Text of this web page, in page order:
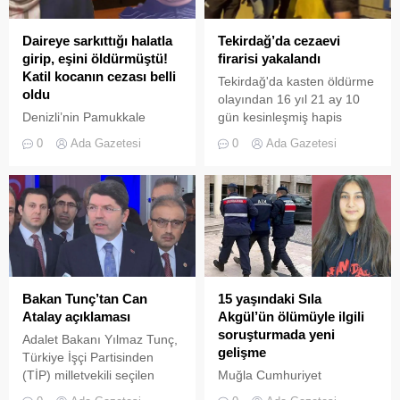
hakkında 2 yıl 3 ay hapis
cezası istemiyle dava açıldı.
Daireye sarkıttığı halatla
girip, eşini öldürmüştü!
Katil kocanın cezası belli
oldu
Denizli’nin Pamukkale
daireden bir alt kattaki
girip, eşi Meral Sivrikaya'yı
(50) öldüren inşaat işçisi
Erkan Sivrikaya'ya (52)
verilen ağırlaştırılmış
müebbet hapis cezasını
istinaf mahkemesi de onadı.
0 Ada Gazetesi
Tekirdağ’da cezaevi
firarisi yakalandı
Tekirdağ'da kasten öldürme
olayından 16 yıl 21 ay 10
gün kesinleşmiş hapis
suçundan 1 yıl 1 ay 10 gün
bulunan cezaevi firarisi
yakalandı. Aydın’ın Didim
ilçesinde ise jandarma
ekipleri tarafından 17 yıl
hapis cezası ile aranan
uyuşturucu satıcısı
yakalandı.
0 Ada Gazetesi
Bakan Tunç’tan Can
Atalay açıklaması
Adalet Bakanı Yılmaz Tunç,
Türkiye İşçi Partisinden
(TİP) milletvekili seçilen
15 yaşındaki Sıla
Akgül’ün ölümüyle ilgili
soruşturmada yeni
gelişme
Muğla Cumhuriyet